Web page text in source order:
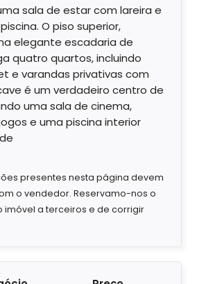
sala de estar com lareira e
O piso superior,
elegante escadaria de
quatro quartos, incluindo
e varandas privativas com
é um verdadeiro centro de
uma sala de cinema,
e uma piscina interior
presentes nesta página devem
o vendedor. Reservamo-nos o
imóvel a terceiros e de corrigir